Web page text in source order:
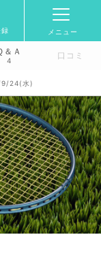
メニュー
＆Ａ
4 口コミ
24(水)